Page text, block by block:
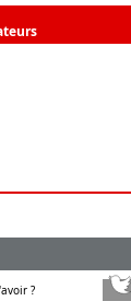
?